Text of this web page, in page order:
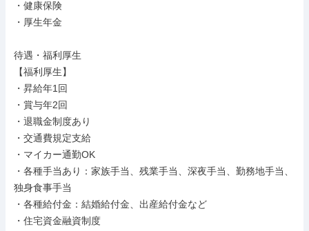
・健康保険
・厚生年金
待遇・福利厚生
【福利厚生】
・昇給年1回
・賞与年2回
・退職金制度あり
・交通費規定支給
・マイカー通勤OK
・各種手当あり：家族手当、残業手当、深夜手当、勤務地手当、
独身食事手当
・各種給付金：結婚給付金、出産給付金など
・住宅資金融資制度